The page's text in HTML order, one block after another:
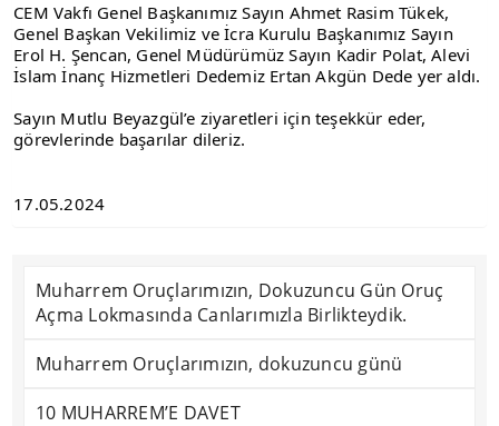
CEM Vakfı Genel Başkanımız Sayın Ahmet Rasim Tükek,
Genel Başkan Vekilimiz ve İcra Kurulu Başkanımız Sayın
Erol H. Şencan, Genel Müdürümüz Sayın Kadir Polat, Alevi
İslam İnanç Hizmetleri Dedemiz Ertan Akgün Dede yer aldı.
Sayın Mutlu Beyazgül’e ziyaretleri için teşekkür eder,
görevlerinde başarılar dileriz.
17.05.2024
Muharrem Oruçlarımızın, Dokuzuncu Gün Oruç
Açma Lokmasında Canlarımızla Birlikteydik.
Muharrem Oruçlarımızın, dokuzuncu günü
10 MUHARREM’E DAVET